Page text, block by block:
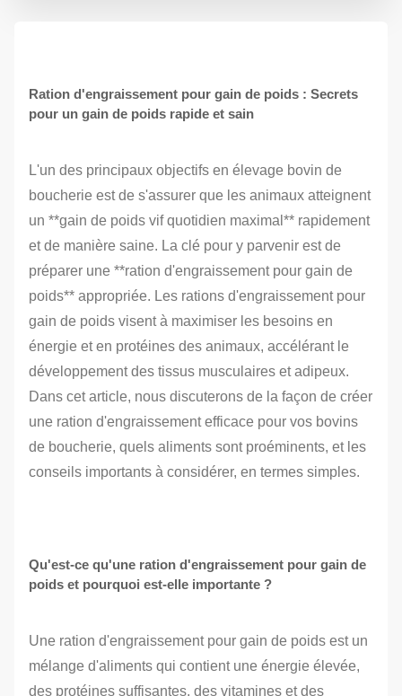
Ration d'engraissement pour gain de poids : Secrets
pour un gain de poids rapide et sain
L'un des principaux objectifs en élevage bovin de
boucherie est de s'assurer que les animaux atteignent
un **gain de poids vif quotidien maximal** rapidement
et de manière saine. La clé pour y parvenir est de
préparer une **ration d'engraissement pour gain de
poids** appropriée. Les rations d'engraissement pour
gain de poids visent à maximiser les besoins en
énergie et en protéines des animaux, accélérant le
développement des tissus musculaires et adipeux.
Dans cet article, nous discuterons de la façon de créer
une ration d'engraissement efficace pour vos bovins
de boucherie, quels aliments sont proéminents, et les
conseils importants à considérer, en termes simples.
Qu'est-ce qu'une ration d'engraissement pour gain de
poids et pourquoi est-elle importante ?
Une ration d'engraissement pour gain de poids est un
mélange d'aliments qui contient une énergie élevée,
des protéines suffisantes, des vitamines et des